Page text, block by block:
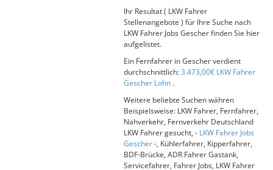
Ihr Resultat ( LKW Fahrer
Stellenangebote ) für Ihre Suche nach
LKW Fahrer Jobs Gescher finden Sie hier
aufgelistet.
Ein Fernfahrer in Gescher verdient
durchschnittlich:3.473,00€ LKW Fahrer
Gescher Lohn .
Weitere beliebte Suchen währen
Beispielsweise: LKW Fahrer, Fernfahrer,
Nahverkehr, Fernverkehr Deutschland
LKW Fahrer gesucht, - LKW Fahrer Jobs
Gescher-, Kühlerfahrer, Kipperfahrer,
BDF-Brücke, ADR Fahrer Gastank,
Servicefahrer, Fahrer Jobs, LKW Fahrer